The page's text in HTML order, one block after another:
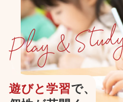
遊びと学習で、